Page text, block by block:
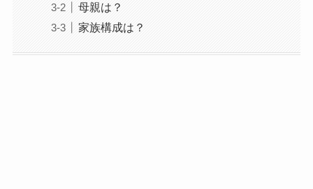
母親は？
家族構成は？